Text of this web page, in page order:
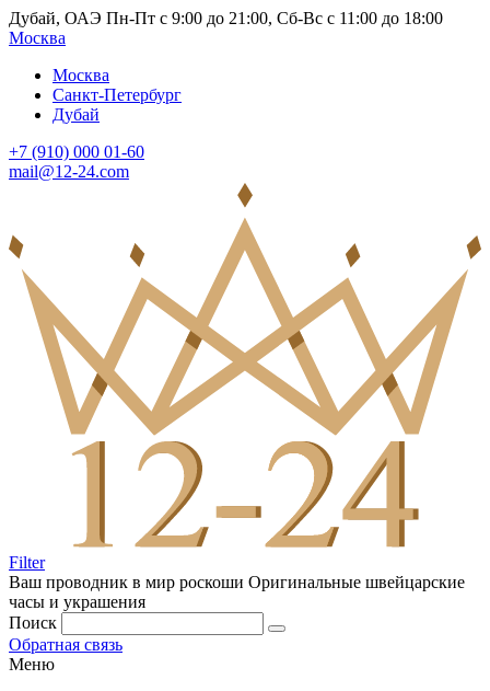
Дубай, ОАЭ Пн-Пт с 9:00 до 21:00, Сб-Вс с 11:00 до 18:00
Москва
Москва
Санкт-Петербург
Дубай
+7 (910) 000 01-60
mail@12-24.com
Filter
Ваш проводник в мир роскоши Оригинальные швейцарские
часы и украшения
Поиск
Обратная связь
Меню